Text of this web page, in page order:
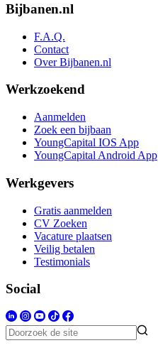
Bijbanen.nl
F.A.Q.
Contact
Over Bijbanen.nl
Werkzoekend
Aanmelden
Zoek een bijbaan
YoungCapital IOS App
YoungCapital Android App
Werkgevers
Gratis aanmelden
CV Zoeken
Vacature plaatsen
Veilig betalen
Testimonials
Social